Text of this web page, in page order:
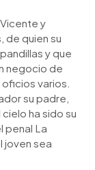
y
de quien su
y que
negocio de
varios.
su padre,
ha sido su
penal La
joven sea